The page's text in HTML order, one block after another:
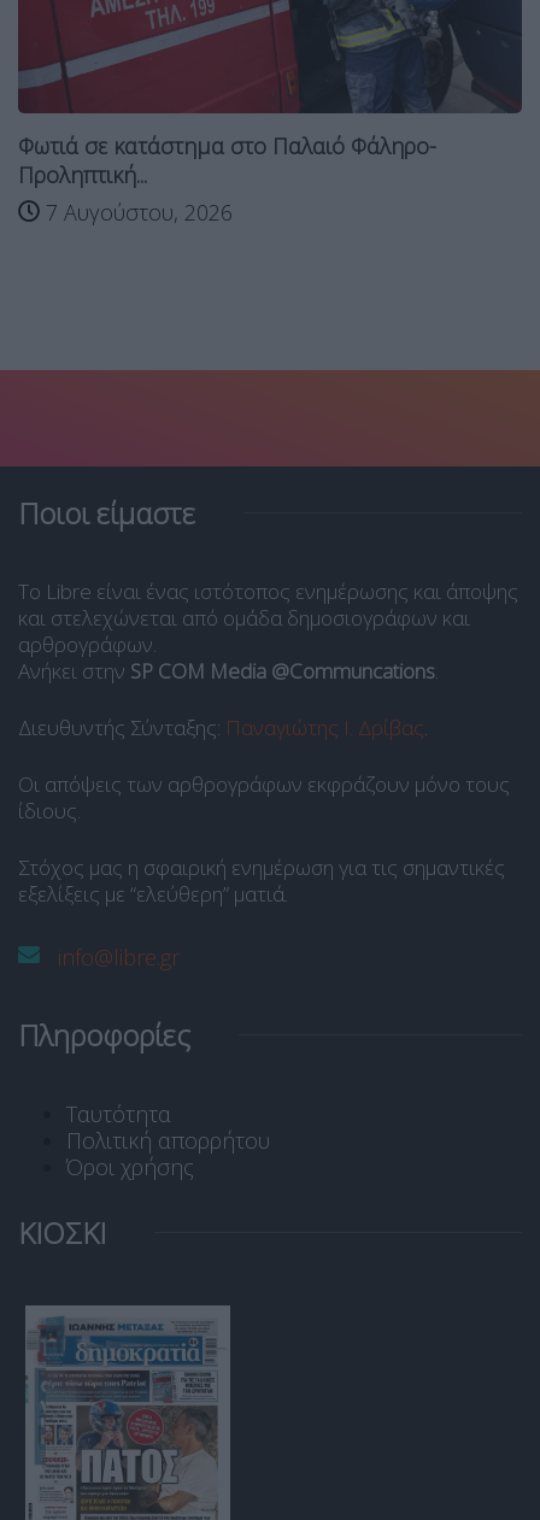
Φωτιά σε κατάστημα στο Παλαιό Φάληρο-
Προληπτική...
7 Αυγούστου, 2026
Ποιοι είμαστε
Το Libre είναι ένας ιστότοπος ενημέρωσης και άποψης
και στελεχώνεται από ομάδα δημοσιογράφων και
αρθρογράφων.
Ανήκει στην SP COM Media @Communcations.
Διευθυντής Σύνταξης: Παναγιώτης Ι. Δρίβας.
Οι απόψεις των αρθρογράφων εκφράζουν μόνο τους
ίδιους.
Στόχος μας η σφαιρική ενημέρωση για τις σημαντικές
εξελίξεις με “ελεύθερη” ματιά.
info@libre.gr
Πληροφορίες
Ταυτότητα
Πολιτική απορρήτου
Όροι χρήσης
ΚΙΟΣΚΙ